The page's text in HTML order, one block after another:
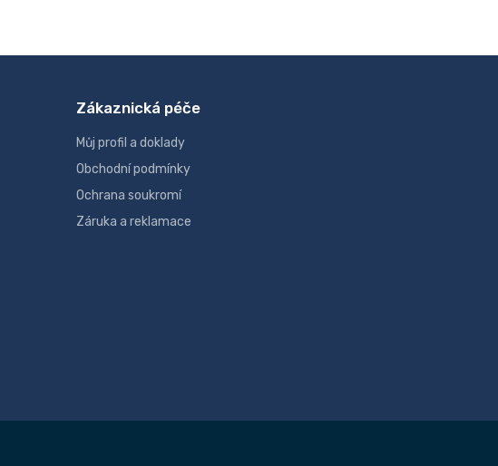
Zákaznická péče
Můj profil a doklady
Obchodní podmínky
Ochrana soukromí
Záruka a reklamace